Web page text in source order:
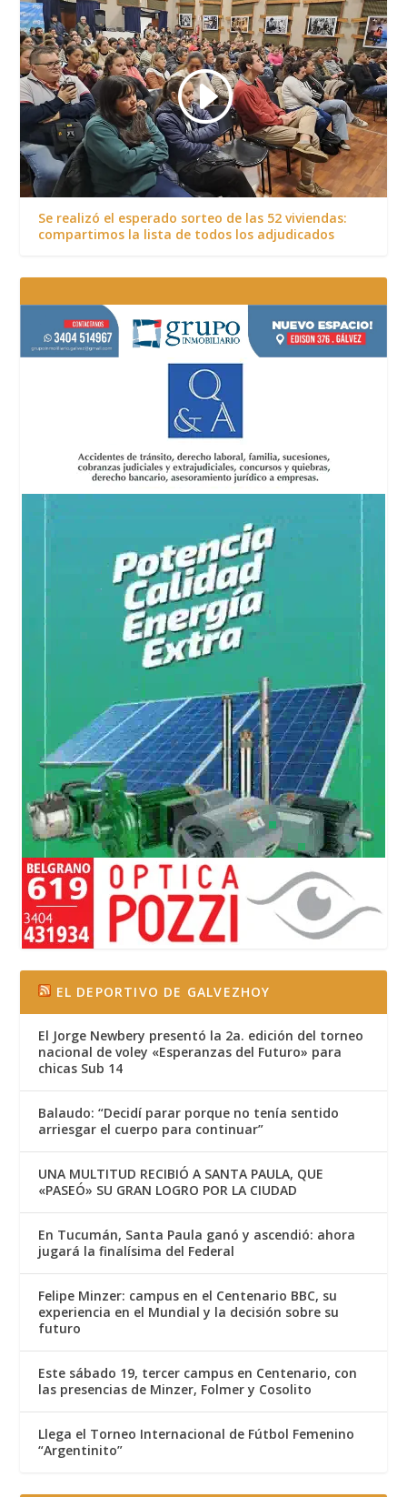
Se realizó el esperado sorteo de las 52 viviendas:
compartimos la lista de todos los adjudicados
EL DEPORTIVO DE GALVEZHOY
El Jorge Newbery presentó la 2a. edición del torneo
nacional de voley «Esperanzas del Futuro» para
chicas Sub 14
Balaudo: “Decidí parar porque no tenía sentido
arriesgar el cuerpo para continuar”
UNA MULTITUD RECIBIÓ A SANTA PAULA, QUE
«PASEÓ» SU GRAN LOGRO POR LA CIUDAD
En Tucumán, Santa Paula ganó y ascendió: ahora
jugará la finalísima del Federal
Felipe Minzer: campus en el Centenario BBC, su
experiencia en el Mundial y la decisión sobre su
futuro
Este sábado 19, tercer campus en Centenario, con
las presencias de Minzer, Folmer y Cosolito
Llega el Torneo Internacional de Fútbol Femenino
“Argentinito”